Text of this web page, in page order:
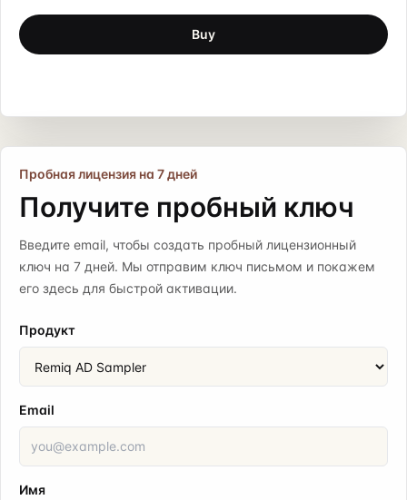
Buy
Пробная лицензия на 7 дней
Получите пробный ключ
Введите email, чтобы создать пробный лицензионный
ключ на 7 дней. Мы отправим ключ письмом и покажем
его здесь для быстрой активации.
Продукт
Email
Имя